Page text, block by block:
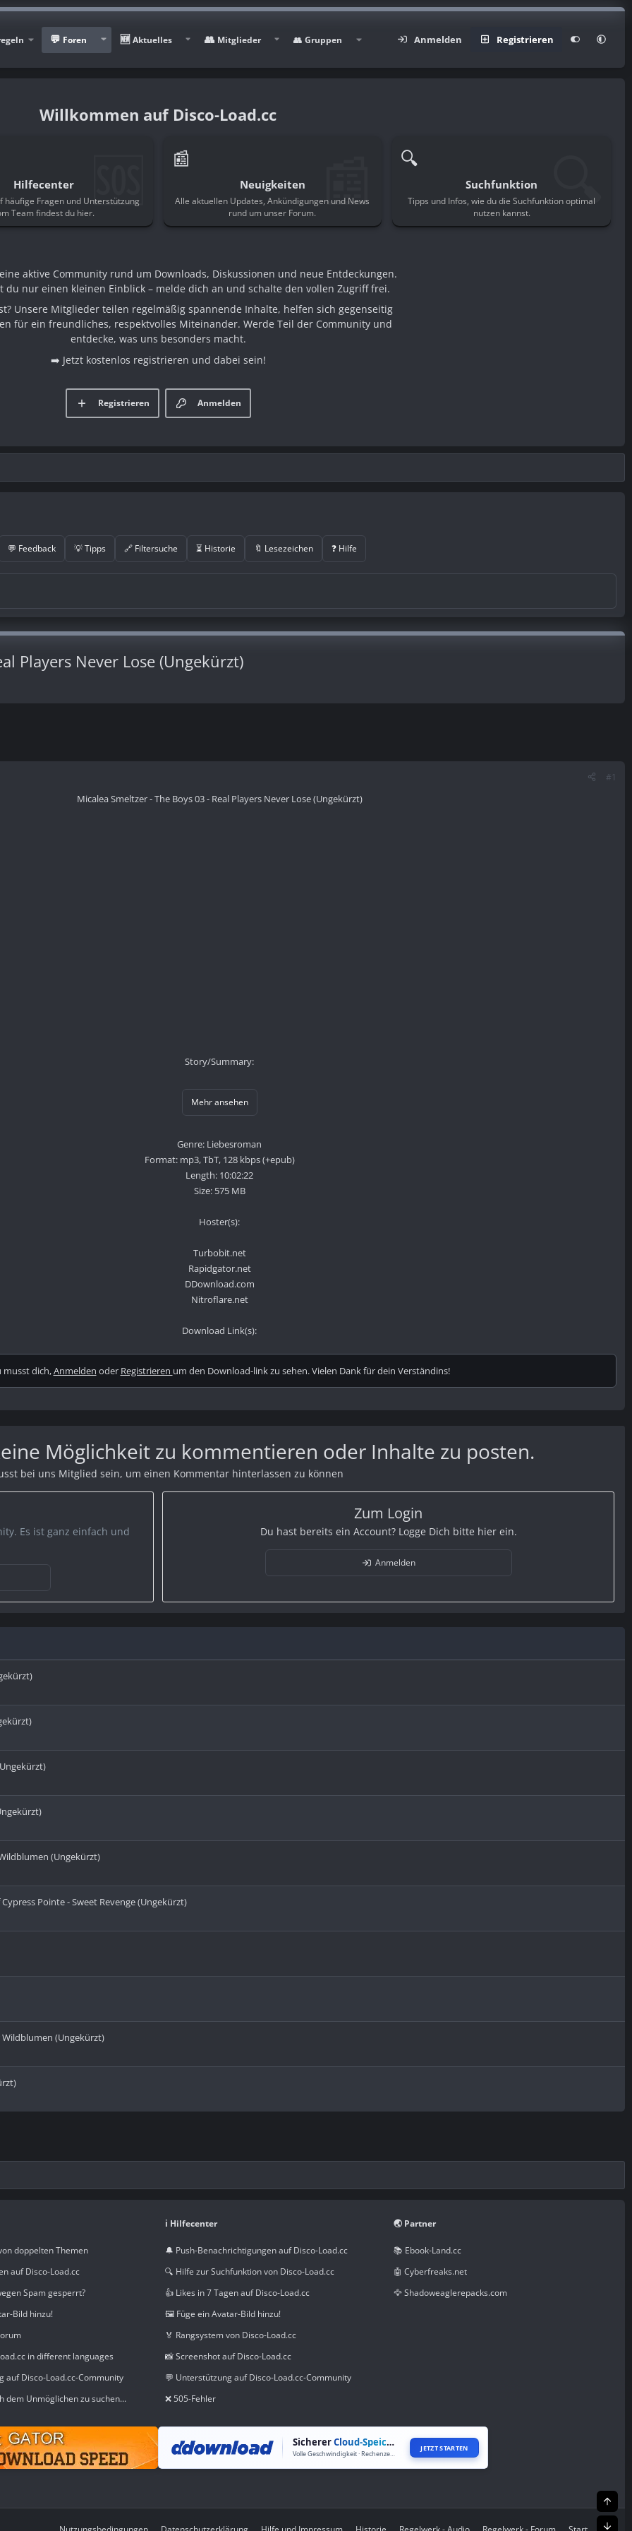
Foren Aktuelles Mitglieder Gruppen Anmelden Registrieren
Disco-Load.cc
Hilfecenter
häufige Fragen und Unterstützung
Team findest du hier.🆘 📰
Neuigkeiten
Alle aktuellen Updates, Ankündigungen und News
rund um unser Forum. 📰 🔍
Suchfunktion
Tipps und Infos, wie du die Suchfunktion optimal
nutzen kannst.
🔍
aktive Community rund um Downloads, Diskussionen und neue Entdeckungen.
du nur einen kleinen Einblick – melde dich an und schalte den vollen Zugriff frei.
Unsere Mitglieder teilen regelmäßig spannende Inhalte, helfen sich gegenseitig
für ein freundliches, respektvolles Miteinander. Werde Teil der Community und
entdecke, was uns besonders macht.
➡️ Jetzt kostenlos registrieren und dabei sein!
Anmelden
Registrieren
💬 Feedback 💡 Tipps 🔗 Filtersuche ⏳ Historie 🔖 Lesezeichen ❓ Hilfe
Players Never Lose (Ungekürzt)
#1
Micalea Smeltzer - The Boys 03 - Real Players Never Lose (Ungekürzt)
Story/Summary:
Mehr ansehen
Genre: Liebesroman
Format: mp3, TbT, 128 kbps (+epub)
Length: 10:02:22
Size: 575 MB
Hoster(s):
Turbobit.net
Rapidgator.net
DDownload.com
Nitroflare.net
Download Link(s):
musst dich,Anmelden oder Registrieren um den Download-link zu sehen. Vielen Dank für dein Verständins!
Möglichkeit zu kommentieren oder Inhalte zu posten.
bei uns Mitglied sein, um einen Kommentar hinterlassen zu können
Es ist ganz einfach und
Zum Login
Du hast bereits ein Account? Logge Dich bitte hier ein.
Anmelden
(Ungekürzt)
Pointe - Sweet Revenge (Ungekürzt)
Wildblumen (Ungekürzt)
doppelten Themen
auf Disco-Load.cc
Spam gesperrt?
Bild hinzu!
in different languages
auf Disco-Load.cc-Community
dem Unmöglichen zu suchen...
ℹ️ Hilfecenter
🔔 Push-Benachrichtigungen auf Disco-Load.cc
🔍 Hilfe zur Suchfunktion von Disco-Load.cc
👍 Likes in 7 Tagen auf Disco-Load.cc
🖼️ Füge ein Avatar-Bild hinzu!
🏅 Rangsystem von Disco-Load.cc
📸 Screenshot auf Disco-Load.cc
💬 Unterstützung auf Disco-Load.cc-Community
❌ 505-Fehler
🌏 Partner
📚 Ebook-Land.cc
🤖 Cyberfreaks.net
🦅 Shadoweaglerepacks.com
SichererCloud-Speicher
Volle Geschwindigkeit · Rechenzentren weltweit
JETZT STARTEN
R